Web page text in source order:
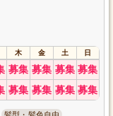
木 金 土 日
募集 募集 募集 募集
募集 募集 募集 募集